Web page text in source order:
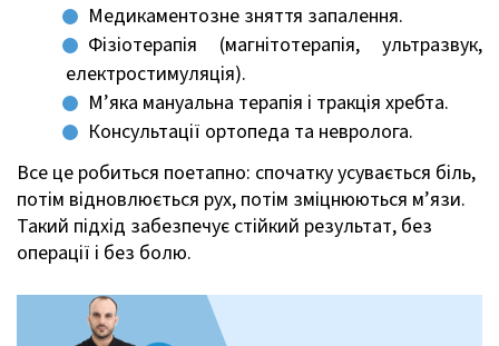
Медикаментозне зняття запалення.
Фізіотерапія (магнітотерапія, ультразвук,
електростимуляція).
М’яка мануальна терапія і тракція хребта.
Консультації ортопеда та невролога.
Все це робиться поетапно: спочатку усувається біль,
потім відновлюється рух, потім зміцнюються м’язи.
Такий підхід забезпечує стійкий результат, без
операції і без болю.